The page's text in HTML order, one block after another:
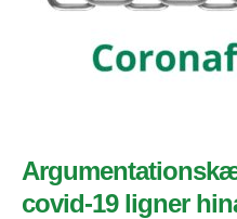
covid-19 ligner